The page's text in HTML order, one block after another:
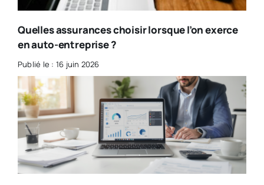
Quelles assurances choisir lorsque l’on exerce
en auto-entreprise ?
Publié le : 16 juin 2026